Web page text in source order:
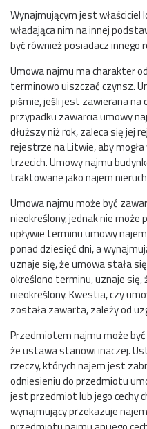
Wynajmującym jest
władająca nim na innej
być również posiadacz innego
Umowa najmu ma charakter
terminowo uiszczać czynsz.
piśmie, jeśli jest zawierana na
przypadku zawarcia umowy
dłuższy niż rok, zaleca się jej
rejestrze na Litwie, aby
trzecich. Umowy najmu
traktowane jako najem
Umowa najmu może być
nieokreślony, jednak nie może
upływie terminu umowy
ponad dziesięć dni, a
uznaje się, że umowa stała
określono terminu, uznaje
nieokreślony. Kwestia, czy
została zawarta, zależy od
Przedmiotem najmu może
że ustawa stanowi inaczej.
rzeczy, których najem jest
odniesieniu do przedmiotu
jest przedmiot lub jego cechy
wynajmujący przekazuje